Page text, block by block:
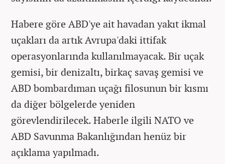
Habere göre ABD'ye ait havadan yakıt ikmal
uçakları da artık Avrupa'daki ittifak
operasyonlarında kullanılmayacak. Bir uçak
gemisi, bir denizaltı, birkaç savaş gemisi ve
ABD bombardıman uçağı filosunun bir kısmı
da diğer bölgelerde yeniden
görevlendirilecek. Haberle ilgili NATO ve
ABD Savunma Bakanlığından henüz bir
açıklama yapılmadı.